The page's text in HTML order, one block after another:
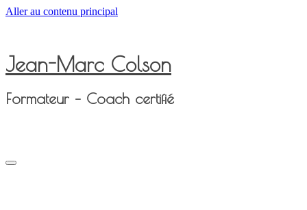
Aller au contenu principal
Jean-Marc Colson
Formateur – Coach certifié